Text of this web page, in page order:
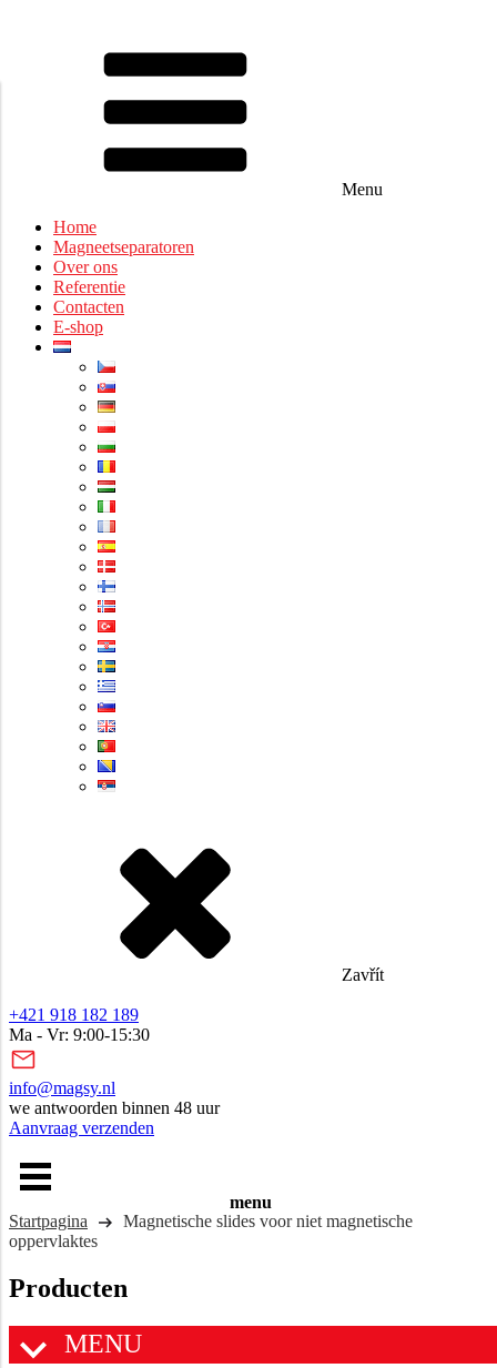
Menu
Home
Magneetseparatoren
Over ons
Referentie
Contacten
E-shop
Zavřít
+421 918 182 189
Ma - Vr: 9:00-15:30
info@magsy.nl
we antwoorden binnen 48 uur
Aanvraag verzenden
menu
Startpagina
Magnetische slides voor niet magnetische
oppervlaktes
Producten
MENU